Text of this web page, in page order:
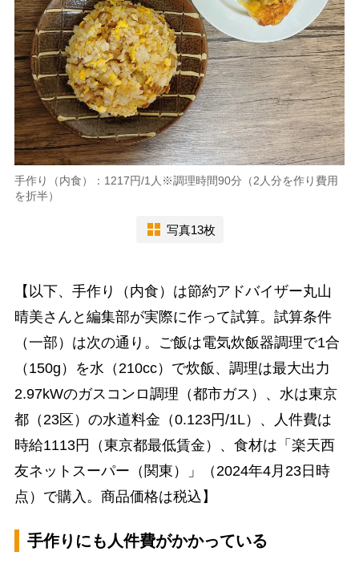
手作り（内食）：1217円/1人※調理時間90分（2人分を作り費用
を折半）
写真13枚
【以下、手作り（内食）は節約アドバイザー丸山
晴美さんと編集部が実際に作って試算。試算条件
（一部）は次の通り。ご飯は電気炊飯器調理で1合
（150g）を水（210cc）で炊飯、調理は最大出力
2.97kWのガスコンロ調理（都市ガス）、水は東京
都（23区）の水道料金（0.123円/1L）、人件費は
時給1113円（東京都最低賃金）、食材は「楽天西
友ネットスーパー（関東）」（2024年4月23日時
点）で購入。商品価格は税込】
手作りにも人件費がかかっている